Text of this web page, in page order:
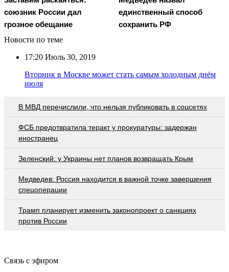
союзник России дал
грозное обещание
единственный способ
сохранить РФ
Новости по теме
17:20 Июль 30, 2019
Вторник в Москве может стать самым холодным днём
июля
В МВД перечислили, что нельзя публиковать в соцсетях
ФСБ предотвратила теракт у прокуратуры: задержан
иностранец
Зеленский: у Украины нет планов возвращать Крым
Медведев: Россия находится в важной точке завершения
спецоперации
Трамп планирует изменить законопроект о санкциях
против России
Связь с эфиром